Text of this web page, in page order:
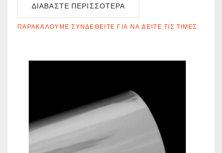
ΔΙΑΒΆΣΤΕ ΠΕΡΙΣΣΌΤΕΡΑ
ΠΑΡΑΚΑΛΟΎΜΕ ΣΥΝΔΕΘΕΊΤΕ ΓΙΑ ΝΑ ΔΕΊΤΕ ΤΙΣ ΤΙΜΈΣ